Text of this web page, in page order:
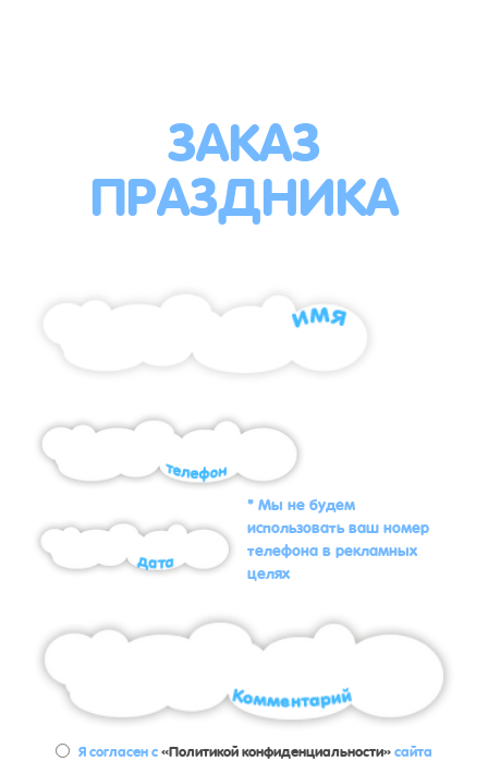
ЗАКАЗ
ПРАЗДНИКА
* Мы не будем
использовать ваш номер
телефона в рекламных
целях
Я согласен с«Политикой конфиденциальности»сайта